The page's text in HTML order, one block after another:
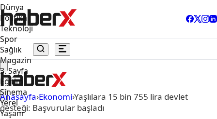
Dünya
Politika
Teknoloji
Spor
Sağlık
Magazin
3. Sayfa
Eğitim
Sinema
Yerel
Yaşam
Anasayfa›Ekonomi›Yaşlılara 15 bin 755 lira devlet
desteği: Başvurular başladı